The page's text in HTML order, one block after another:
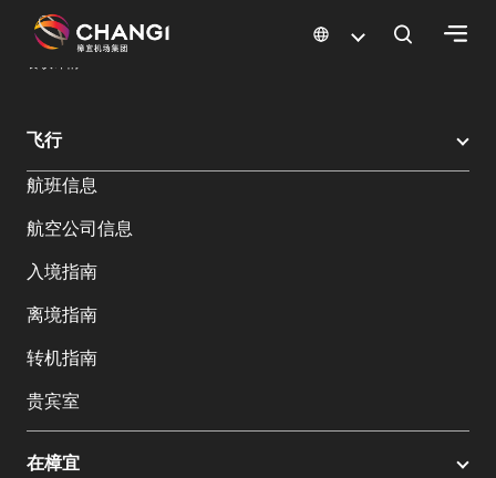
所
樟
宜
网
站:
选
择
言:
樟宜机场 樟宜机场餐饮与购物
餐饮指南：餐厅和美食 | 樟宜机场
飞行
航班信息
航空公司信息
入境指南
离境指南
转机指南
贵宾室
在樟宜